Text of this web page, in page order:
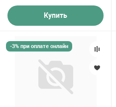
Купить
-3% при оплате онлайн